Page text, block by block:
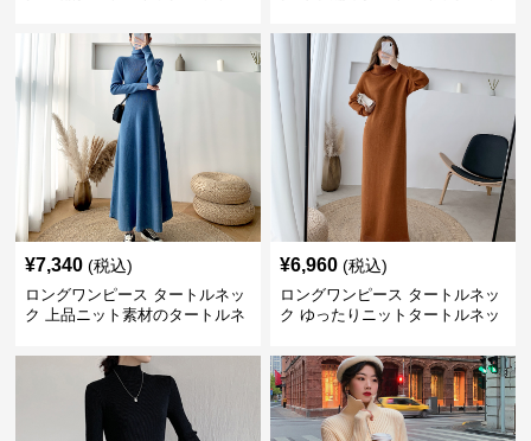
¥7,340 (税込)
ロングワンピース タートルネッ
ク 上品ニット素材のタートルネ
¥6,960 (税込)
ロングワンピース タートルネッ
ク ゆったりニットタートルネッ